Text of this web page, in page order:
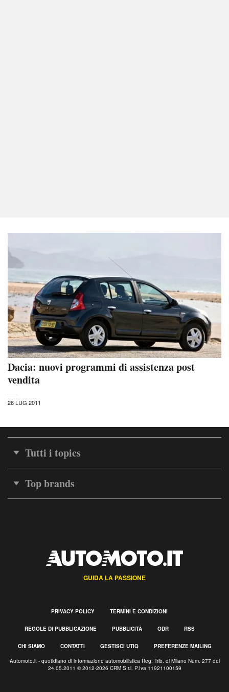
Dacia: nuovi programmi di assistenza post
vendita
26 LUG 2011
Tutti i topics
Top brands
GUIDA LA PASSIONE
PRIVACY POLICY TERMINI E CONDIZIONI
REGOLE DI PUBBLICAZIONE PUBBLICITÀ ODR RSS
CHI SIAMO CONTATTI GESTISCI UTIQ PREFERENZE MAILING
Automoto.it - quotidiano di informazione automobilistica Reg. Trib. di Milano Num. 277 del
24.05.2011 © 2012-2026 CRM S.r.l. P.Iva 11921100159